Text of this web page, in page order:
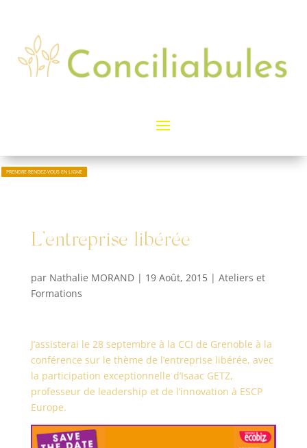
PRENDRE RENDEZ-VOUS EN LIGNE
L’entreprise libérée
par Nathalie MORAND| 19 Août, 2015| Ateliers et
Formations
J’assisterai le 28 septembre à la CCI de Grenoble à la
conférence sur le thème de l’entreprise libérée, avec
la participation exceptionnelle d’Isaac GETZ,
professeur de leadership et de l’innovation à ESCP
Europe.